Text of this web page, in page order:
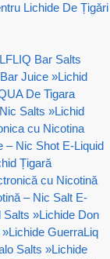
Lichide De Țigări
Bar Salts
Juice »Lichid
De Tigara
Salts »Lichid
cu Nicotina
– Nic Shot E-Liquid
Țigară
cu Nicotină
– Nic Salt E-
Salts »Lichide Don
»Lichide GuerraLiq
Salts »Lichide